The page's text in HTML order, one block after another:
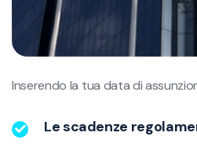
Inserendo la tua data di
Le scadenze